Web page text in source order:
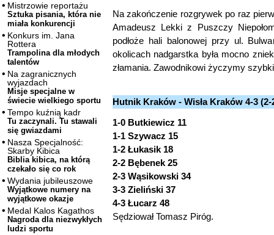
Mistrzowie reportażu
Sztuka pisania, która nie
miała konkurencji
Konkurs im. Jana
Rottera
Trampolina dla młodych
talentów
Na zagranicznych
wyjazdach
Misje specjalne w
świecie wielkiego sportu
Tempo kuźnią kadr
Tu zaczynali. Tu stawali
się gwiazdami
Nasza Specjalność:
Skarby Kibica
Biblia kibica, na którą
czekało się co rok
Wydania jubileuszowe
Wyjątkowe numery na
wyjątkowe okazje
Medal Kalos Kagathos
Nagroda dla niezwykłych
ludzi sportu
Na zakończenie rozgrywek po raz
Amadeusz Lekki z Puszczy
podłoże hali balonowej przy ul.
okolicach nadgarstka była mocno
złamania. Zawodnikowi życzymy
Hutnik Kraków - Wisła Kraków 4-3 (2-
1-0 Butkiewicz 11
1-1 Szywacz 15
1-2 Łukasik 18
2-2 Bębenek 25
2-3 Wąsikowski 34
3-3 Zieliński 37
4-3 Łucarz 48
Sędziował Tomasz Piróg.